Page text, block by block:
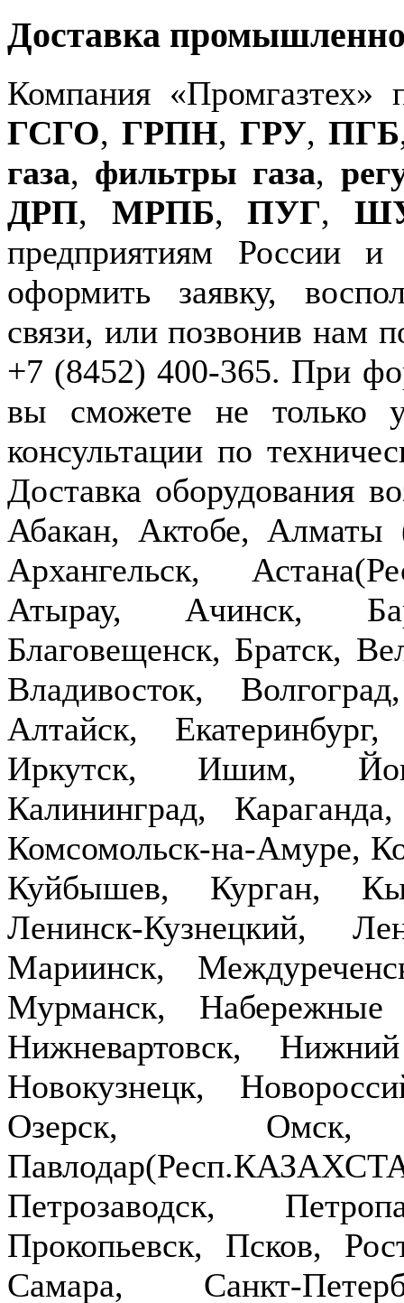
Доставка
Компания «Промгазтех»
ГСГО, ГРПН, ГРУ, ПГБ
газа, фильтры газа,
ДРП, МРПБ,ПУГ,
предприятиям России
оформить заявку,
связи, или позвонив нам
+7 (8452) 400-365. При
вы сможете не только
консультации по
Доставка оборудования
Абакан, Актобе,
Архангельск,
Атырау, Ачинск,
Благовещенск, Братск,
Владивосток,
Алтайск,
Иркутск, Ишим,
Калининград,
Комсомольск-на-Амуре,
Куйбышев, Курган,
Ленинск-Кузнецкий,
Мариинск,
Мурманск,
Нижневартовск,
Новокузнецк,
Озерск,
Петрозаводск,
Прокопьевск, Псков,
Самара, Санкт-